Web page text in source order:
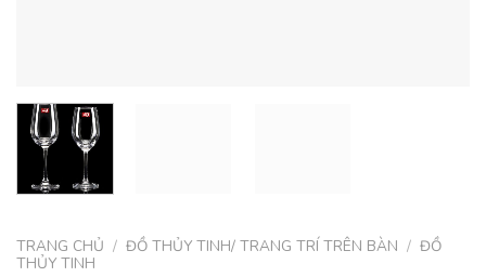
TRANG CHỦ / ĐỒ THỦY TINH/ TRANG TRÍ TRÊN BÀN / ĐỒ
THỦY TINH